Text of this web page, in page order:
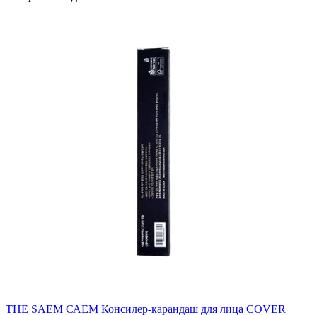
THE SAEM САЕМ Консилер-карандаш для лица COVER